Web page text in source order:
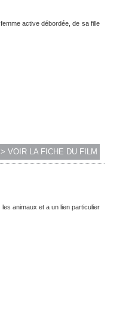
active débordée, de sa fille
VOIR LA FICHE DU FILM
animaux et a un lien particulier